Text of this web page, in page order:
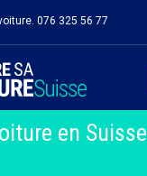
076 325 56 77
en Suisse